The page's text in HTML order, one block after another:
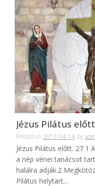
Jézus Pilátus előtt
Posted on 2017-04-14 by
Jézus Pilátus előtt. 27 1
a nép vénei tanácsot
halálra adják.2
Pilátus helytart...